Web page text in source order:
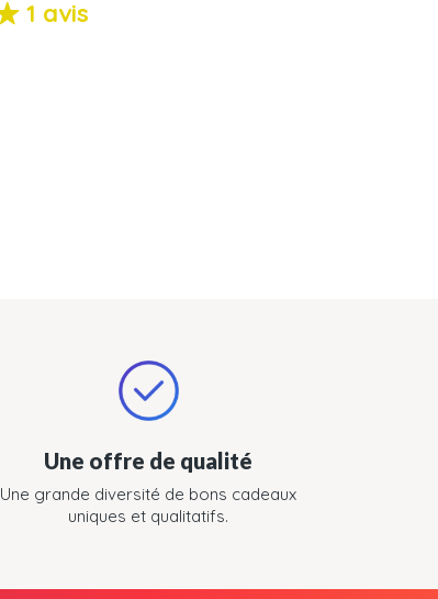
1 avis
Une offre de qualité
Une grande diversité de bons cadeaux
uniques et qualitatifs.